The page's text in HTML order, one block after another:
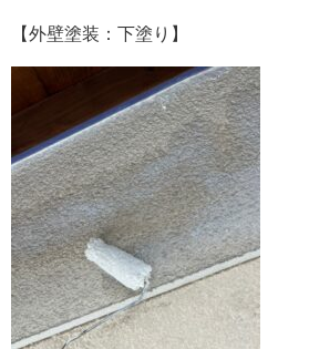
【外壁塗装：下塗り】